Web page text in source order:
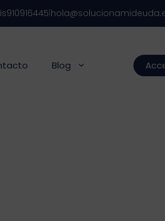
910916445
Blog